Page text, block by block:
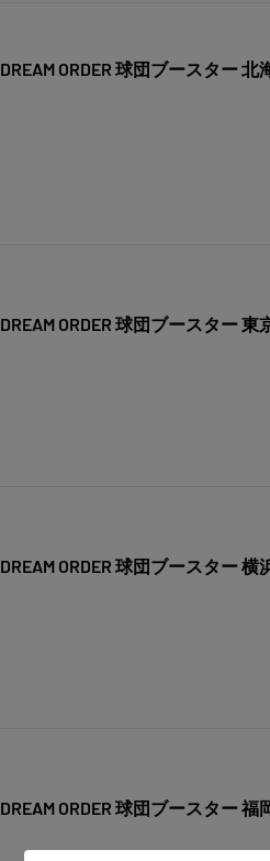
ORDER 球団ブースター 北
ORDER 球団ブースター
ORDER 球団ブースター
ORDER 球団ブースター